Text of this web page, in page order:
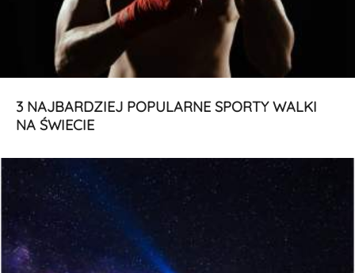
3 NAJBARDZIEJ POPULARNE SPORTY WALKI
NA ŚWIECIE